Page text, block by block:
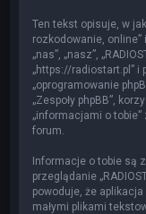
Ten tekst opisuje, w
rozkodowanie, online”
„nas”, „nasz”,
„https://radiostart.pl” i
„oprogramowanie
„Zespoły phpBB”,
„informacjami o
forum.
Informacje o tobie są
przeglądanie
powoduje, że
małymi plikami